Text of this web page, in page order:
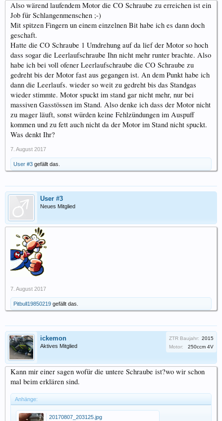
Also wärend laufendem Motor die CO Schraube zu erreichen ist ein
Job für Schlangenmenschen ;-)
Mit spitzen Fingern un einem einzelnen Bit habe ich es dann doch
geschaft.
Hatte die CO Schraube 1 Umdrehung auf da lief der Motor so hoch
dass sogar die Leerlaufschraube Ihn nicht mehr runter brachte. Also
habe ich bei voll ofener Leerlaufschraube die CO Schraube zu
gedreht bis der Motor fast aus gegangen ist. An dem Punkt habe ich
dann die Leerlaufs. wieder so weit zu gedreht bis das Standgas
wieder stimmte. Motor spuckt im stand gar nicht mehr, nur bei
massiven Gasstössen im Stand. Also denke ich dass der Motor nicht
zu mager läuft, sonst würden keine Fehlzündungen im Auspuff
kommen und zu fett auch nicht da der Motor im Stand nicht spuckt.
Was denkt Ihr?
7. August 2017
User #3 gefällt das.
User #3
Neues Mitglied
7. August 2017
Pitbull19850219 gefällt das.
ickemon
Aktives Mitglied
ZTR Baujahr: 2015
Motor:
250ccm 4V
Kann mir einer sagen wofür die untere Schraube ist?wo wir schon
mal beim erklären sind.
Anhänge:
20170807_203125.jpg